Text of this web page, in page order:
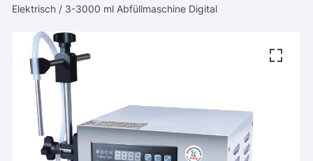
Elektrisch / 3-3000 ml Abfüllmaschine Digital